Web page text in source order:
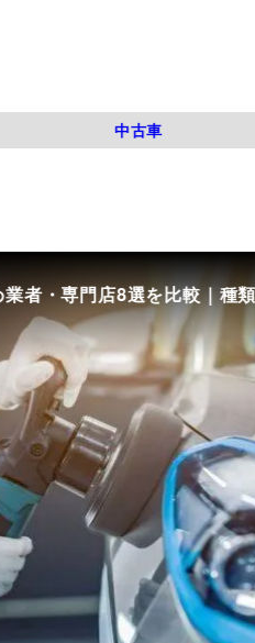
中古車
者・専門店8選を比較｜種